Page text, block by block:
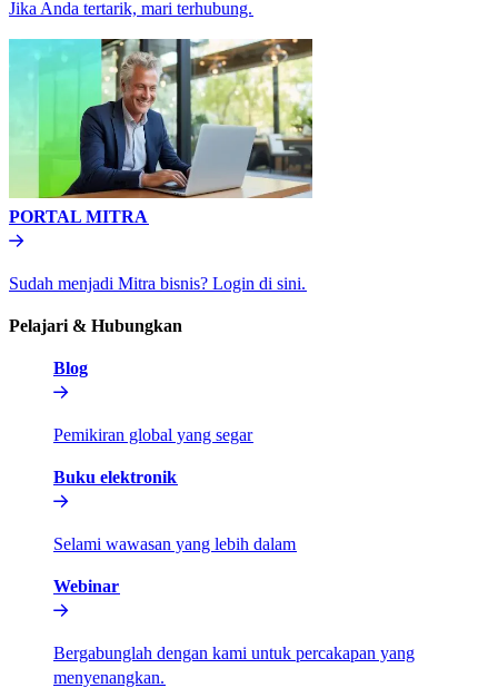
Jika Anda tertarik, mari terhubung.​​
PORTAL MITRA​​
Sudah menjadi Mitra bisnis? Login di sini.​​
Pelajari & Hubungkan​​
Blog​​
Pemikiran global yang segar​​
Buku elektronik​​
Selami wawasan yang lebih dalam​​
Webinar​​
Bergabunglah dengan kami untuk percakapan yang
menyenangkan.​​